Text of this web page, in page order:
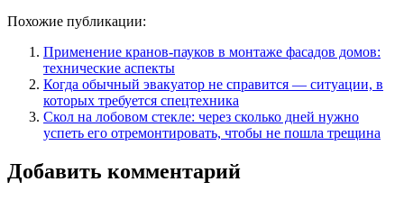
Похожие публикации:
Применение кранов-пауков в монтаже фасадов домов:
технические аспекты
Когда обычный эвакуатор не справится — ситуации, в
которых требуется спецтехника
Скол на лобовом стекле: через сколько дней нужно
успеть его отремонтировать, чтобы не пошла трещина
Добавить комментарий